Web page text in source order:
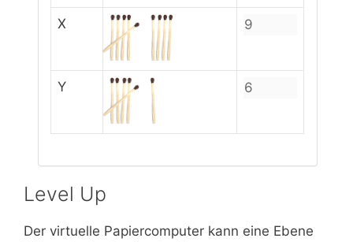
X
Y
Level Up
Der virtuelle Papiercomputer kann eine Ebene